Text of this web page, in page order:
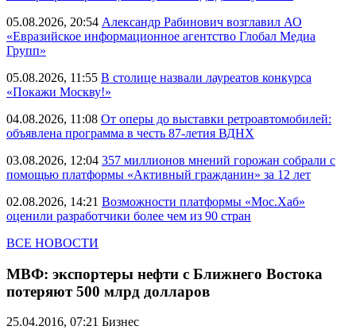
05.08.2026, 20:54 Александр Рабинович возглавил АО
«Евразийское информационное агентство Глобал Медиа
Групп»
05.08.2026, 11:55 В столице назвали лауреатов конкурса
«Покажи Москву!»
04.08.2026, 11:08 От оперы до выставки ретроавтомобилей:
объявлена программа в честь 87-летия ВДНХ
03.08.2026, 12:04 357 миллионов мнений горожан собрали с
помощью платформы «Активный гражданин» за 12 лет
02.08.2026, 14:21 Возможности платформы «Мос.Хаб»
оценили разработчики более чем из 90 стран
ВСЕ НОВОСТИ
МВФ: экспортеры нефти с Ближнего Востока
потеряют 500 млрд долларов
25.04.2016, 07:21 Бизнес